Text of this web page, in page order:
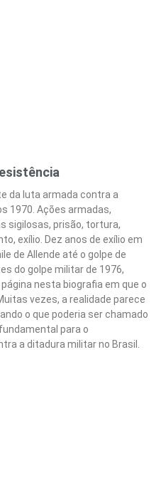
da luta armada contra a
1970. Ações armadas,
sigilosas, prisão, tortura,
exílio. Dez anos de exílio em
de Allende até o golpe de
do golpe militar de 1976,
nesta biografia em que o
vezes, a realidade parece
o que poderia ser chamado
para o
a ditadura militar no Brasil.